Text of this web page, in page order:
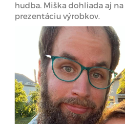
hudba. Miška dohliada aj
prezentáciu výrobkov.